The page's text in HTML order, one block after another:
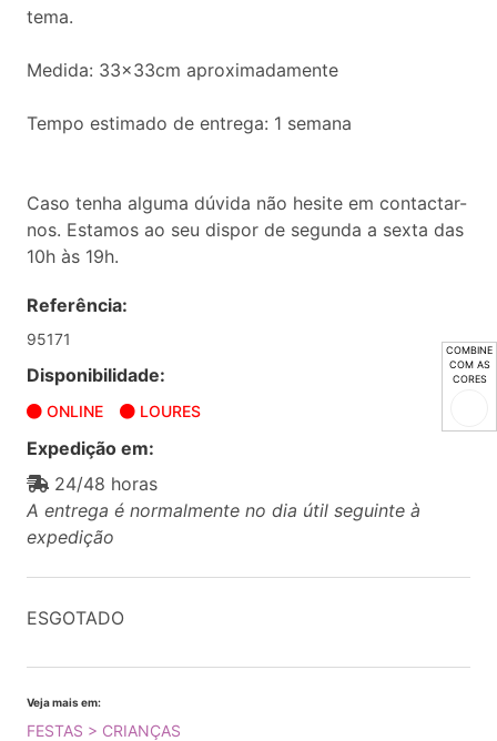
COMBINE
COM AS
CORES
tema.
Medida: 33x33cm aproximadamente
Tempo estimado de entrega: 1 semana
Caso tenha alguma dúvida não hesite em contactar-
nos. Estamos ao seu dispor de segunda a sexta das
10h às 19h.
Referência:
95171
Disponibilidade:
ONLINE LOURES
Expedição em:
24/48 horas
A entrega é normalmente no dia útil seguinte à
expedição
ESGOTADO
Veja mais em:
FESTAS > CRIANÇAS